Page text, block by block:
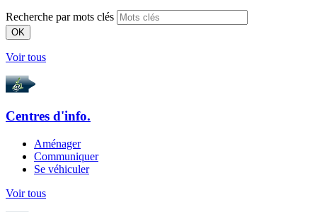
Recherche par mots clés
OK
Voir tous
Centres d'info.
Aménager
Communiquer
Se véhiculer
Voir tous